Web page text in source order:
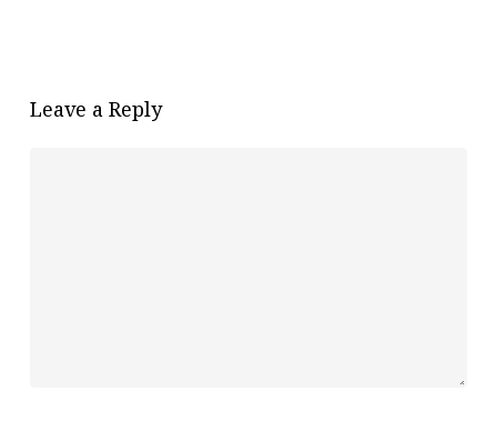
Leave a Reply